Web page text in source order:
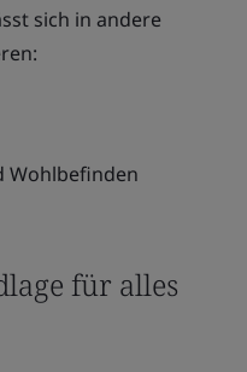
sich in andere
Wohlbefinden
für alles